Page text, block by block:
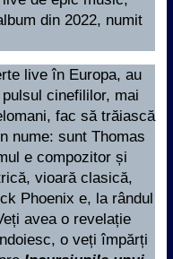
din 2022, numit
live în Europa, au
cinefililor, mai
fac să trăiască
nume: sunt Thomas
e compozitor și
vioară clasică,
Phoenix e, la rândul
avea o revelație
o veți împărți